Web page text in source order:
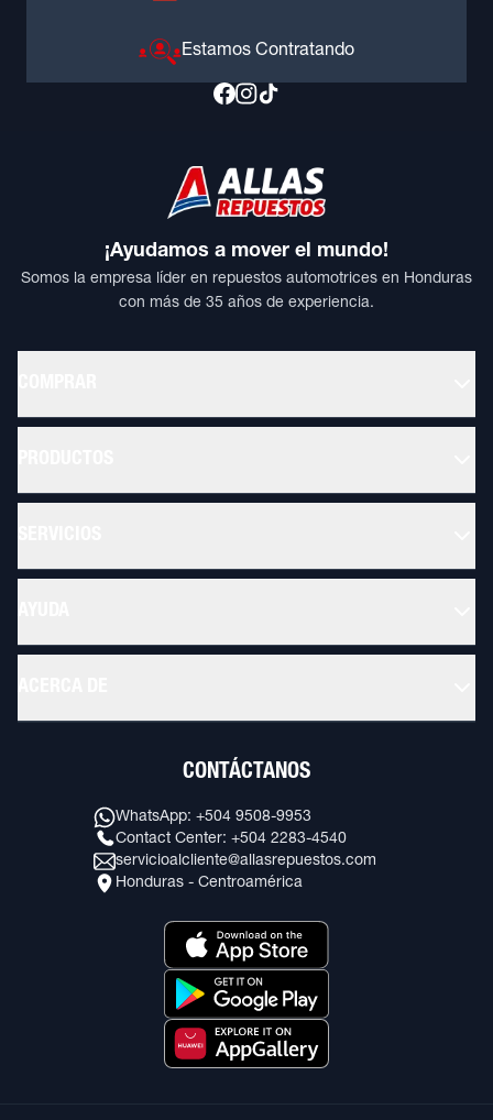
Estamos Contratando
¡Ayudamos a mover el mundo!
Somos la empresa líder en repuestos automotrices en Honduras
con más de 35 años de experiencia.
CONTÁCTANOS
WhatsApp: +504 9508-9953
Contact Center: +504 2283-4540
servicioalcliente@allasrepuestos.com
Honduras - Centroamérica